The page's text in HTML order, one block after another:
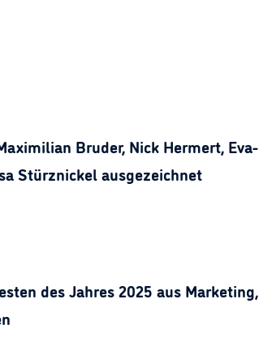
Bruder, Nick Hermert, Eva-
Stürznickel ausgezeichnet
des Jahres 2025 aus Marketing,